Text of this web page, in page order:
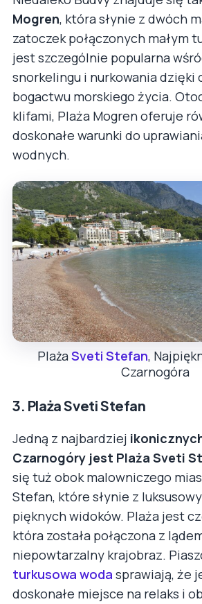
Mogren, która słynie z dwóch
zatoczek połączonych małym
jest szczególnie popularna
snorkelingu i nurkowania dzięki
bogactwu morskiego życia.
klifami, Plaża Mogren oferuje
doskonałe warunki do
wodnych.
PlażaSveti Stefan,
Czarnogóra
3. Plaża Sveti Stefan
Jedną z najbardziej
Czarnogóry jest Plaża Sveti
się tuż obok malowniczego
Stefan, które słynie z
pięknych widoków. Plaża jest
która została połączona z
niepowtarzalny krajobraz.
turkusowa woda sprawiają, że
doskonałe miejsce na relaks i